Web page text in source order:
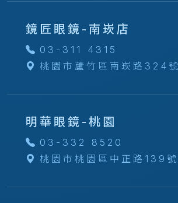
鏡匠眼鏡-南崁店
03-311 4315
桃園市蘆竹區南崁路324號
明華眼鏡-桃園
03-332 8520
桃園市桃園區中正路139號